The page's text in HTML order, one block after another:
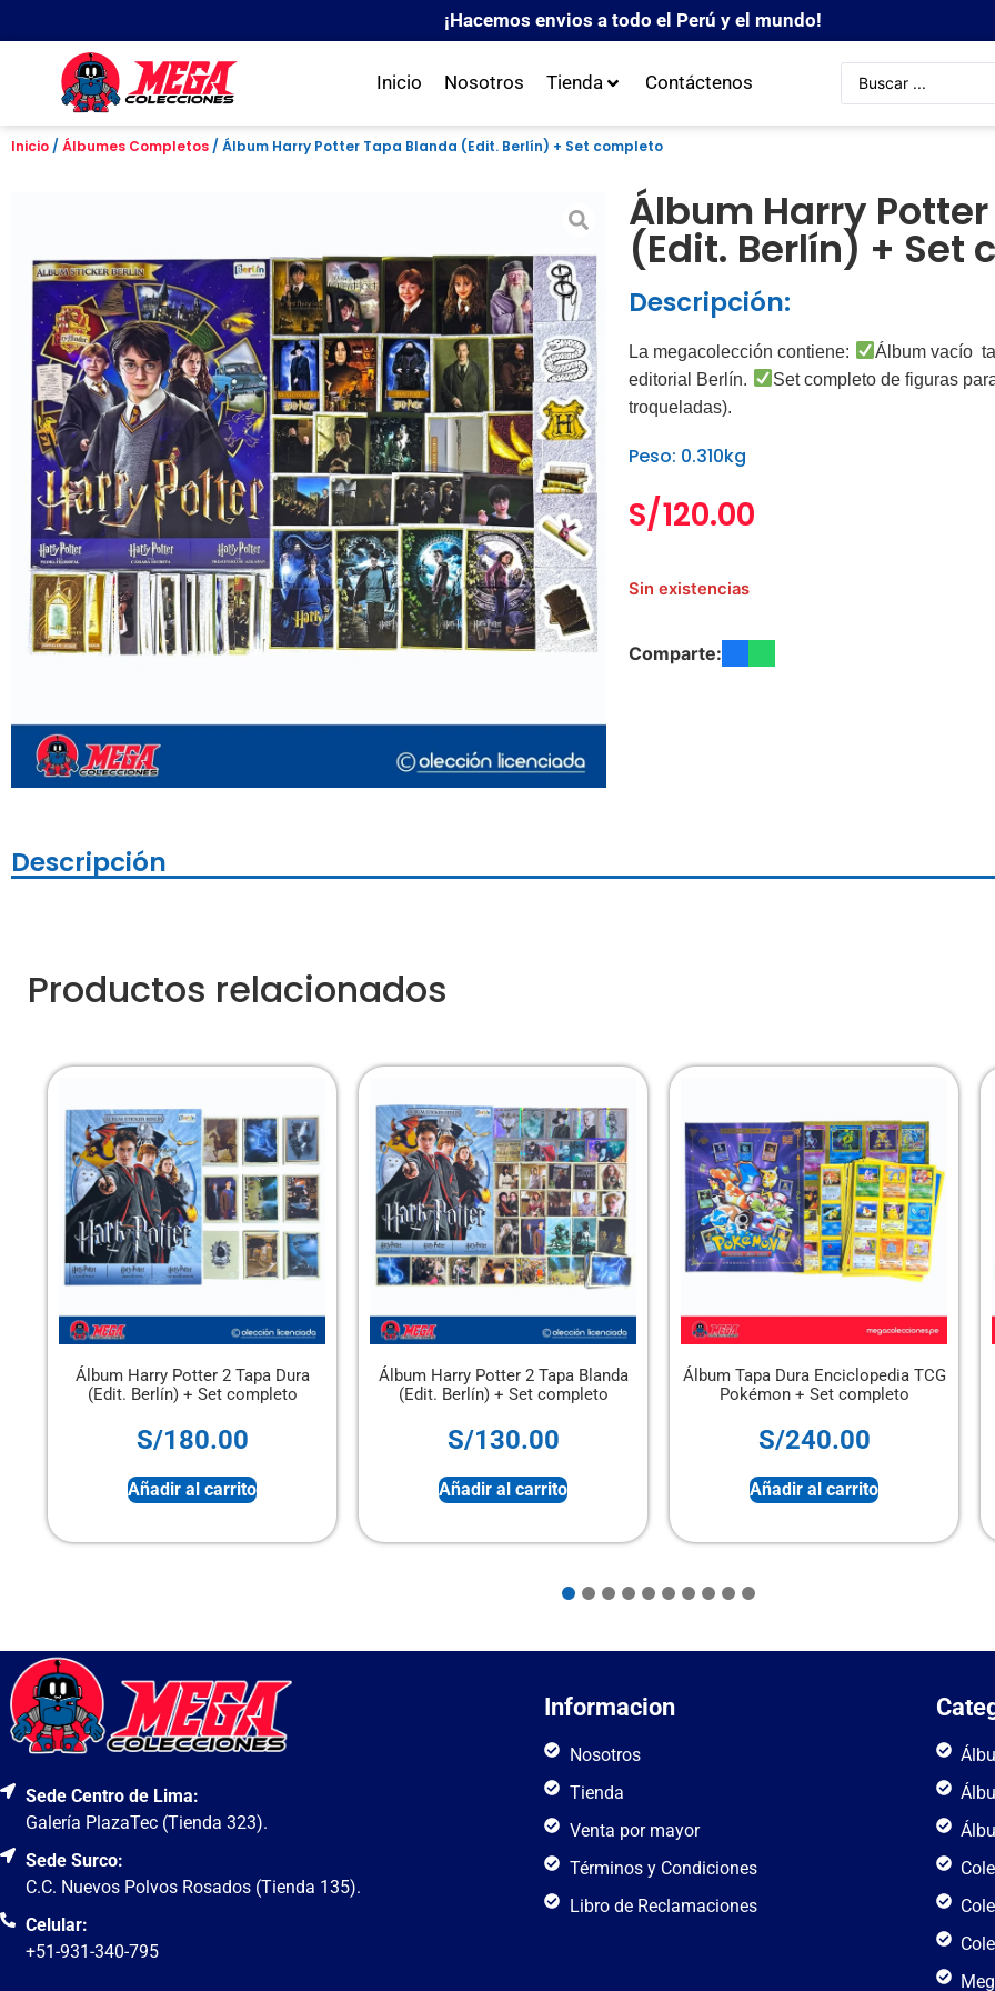
¡Hacemos envios a todo el Perú y el mundo!
Inicio Nosotros Tienda Contáctenos
Inicio / Álbumes Completos / Álbum Harry Potter Tapa Blanda (Edit. Berlín) + Set completo
Álbum Harry
(Edit. Berlín) + Set
Descripción:
La megacolección contiene: Álbum vacío
editorial Berlín.
Set completo de figuras
troqueladas).
Peso: 0.310kg
S/120.00
Sin existencias
Comparte:
Descripción
Productos relacionados
2 Tapa Dura
Álbum Harry Potter 2 Tapa Blanda
(Edit. Berlín) + Set completo
S/
Añadir al carrito
Álbum Tapa Dura Enciclopedia TCG
Pokémon + Set completo
S/
Añadir al carrito
Álbum Pasión de
completo
S/
Añadir al carrito
Sede Centro de Lima:
Galería PlazaTec (Tienda 323).
Sede Surco:
C.C. Nuevos Polvos Rosados (Tienda 135).
Celular:
+51-931-340-795
Informacion
Nosotros
Tienda
Venta por mayor
Términos y Condiciones
Libro de Reclamaciones